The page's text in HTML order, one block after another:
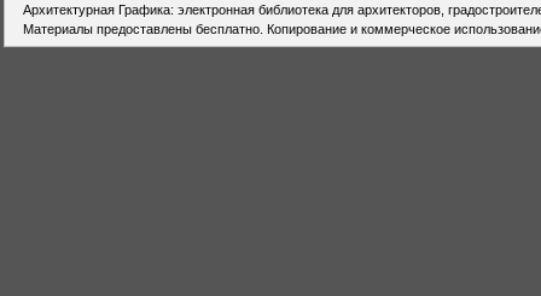
Архитектурная Графика: электронная библиотека для архитекторов,
Материалы предоставлены бесплатно. Копирование и коммерческое